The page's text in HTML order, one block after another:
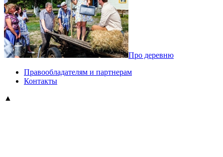
Про деревню
Правообладателям и партнерам
Контакты
▲